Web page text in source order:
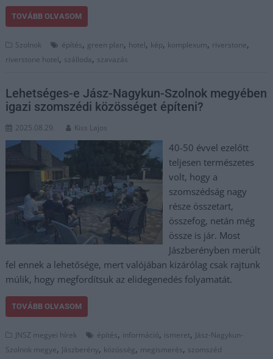
TOVÁBB OLVASOM
Szolnok építés, green plan, hotel, kép, komplexum, riverstone,
riverstone hotel, szálloda, szavazás
Lehetséges-e Jász-Nagykun-Szolnok megyében
igazi szomszédi közösséget építeni?
2025.08.29. Kiss Lajos
40-50 évvel ezelőtt
teljesen természetes
volt, hogy a
szomszédság nagy
része összetart,
összefog, netán még
össze is jár. Most
Jászberényben merült
fel ennek a lehetősége, mert valójában kizárólag csak rajtunk
múlik, hogy megfordítsuk az elidegenedés folyamatát.
TOVÁBB OLVASOM
JNSZ megyei hírek építés, információ, ismeret, Jász-Nagykun-
Szolnok megye, Jászberény, közösség, megismerés, szomszéd